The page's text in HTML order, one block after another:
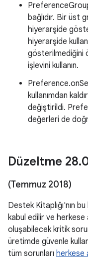
bağlıdır. Bir üst
hiyerarşide
hiyerarşide
gösterilmediğini
işlevini kullanın.
kullanımdan
değiştirildi.
değerleri de
Düzeltme 28.
(Temmuz 2018)
Destek Kitaplığı'nın
kabul edilir ve herkese
oluşabilecek kritik
üretimde güvenle
tüm sorunları herkese